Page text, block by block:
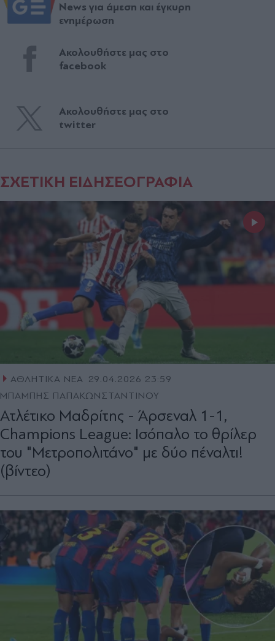
News για άμεση και έγκυρη
ενημέρωση
Ακολουθήστε μας στο
facebook
Ακολουθήστε μας στο
twitter
ΣΧΕΤΙΚΗ ΕΙΔΗΣΕΟΓΡΑΦΙΑ
ΑΘΛΗΤΙΚΑ ΝΕΑ 29.04.2026 23:59
ΜΠΑΜΠΗΣ ΠΑΠΑΚΩΝΣΤΑΝΤΙΝΟΥ
Ατλέτικο Μαδρίτης - Άρσεναλ 1-1,
Champions League: Ισόπαλο το θρίλερ
του "Μετροπολιτάνο" με δύο πέναλτι!
(βίντεο)